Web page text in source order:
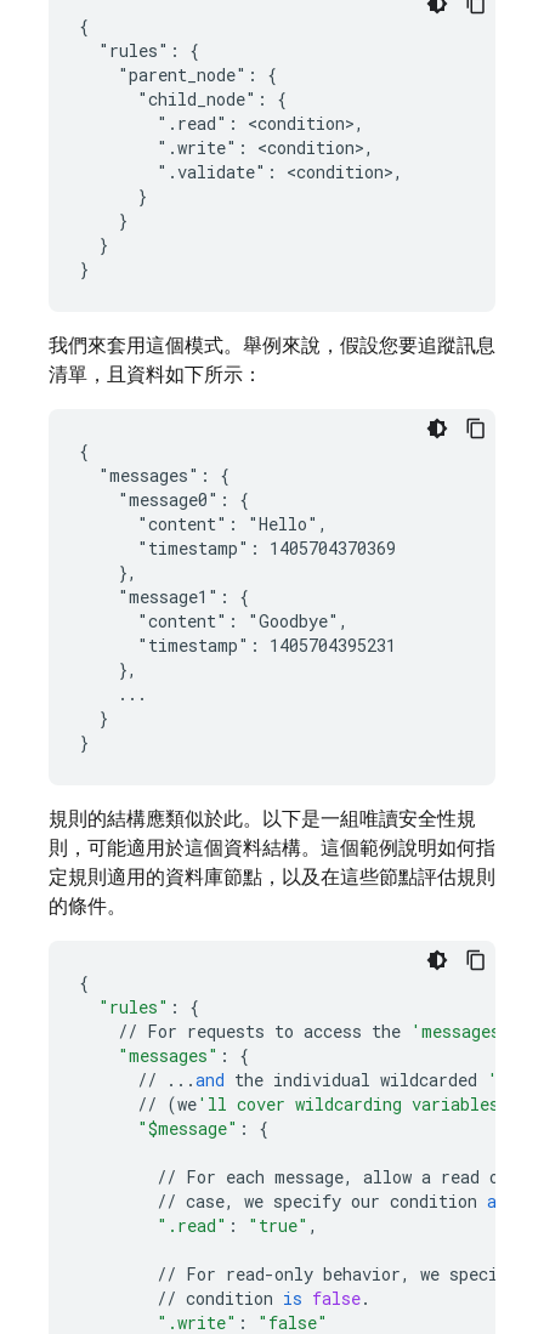
{
  "rules": {
    "parent_node": {
      "child_node": {
        ".read": <condition>,
        ".write": <condition>,
        ".validate": <condition>,
      }
    }
  }
}
我們來套用這個模式。舉例來說，假設您要追蹤訊息
清單，且資料如下所示：
{
  "messages": {
    "message0": {
      "content": "Hello",
      "timestamp": 1405704370369
    },
    "message1": {
      "content": "Goodbye",
      "timestamp": 1405704395231
    },
    ...
  }
}
規則的結構應類似於此。以下是一組唯讀安全性規
則，可能適用於這個資料結構。這個範例說明如何指
定規則適用的資料庫節點，以及在這些節點評估規則
的條件。
{
"rules" :
{
// For requests to access the 'messages'
"messages" :
{
//
...and the individual wildcarded
// (we'll cover wildcarding variables
"$message" : {
// For each message, allow a read
// case, we specify our condition as
".read" : "true" ,
// For read-only behavior, we specify
// condition is false.
".write" : "false"